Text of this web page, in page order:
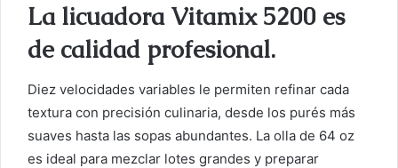
La licuadora Vitamix 5200 es
de calidad profesional.
Diez velocidades variables le permiten refinar cada
textura con precisión culinaria, desde los purés más
suaves hasta las sopas abundantes. La olla de 64 oz
es ideal para mezclar lotes grandes y preparar